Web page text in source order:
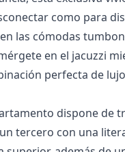
como para
las cómodas
en el jacuzzi
perfecta de
dispone de
tercero con una